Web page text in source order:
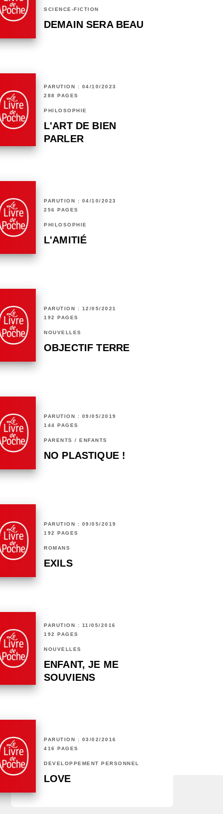
SCIENCE-FICTION
DEMAIN SERA BEAU
PARUTION : 04/10/2023
288 PAGES
PHILOSOPHIE
L'ART DE BIEN
PARLER
PARUTION : 04/10/2023
256 PAGES
PHILOSOPHIE
L'AMITIÉ
PARUTION : 12/05/2021
192 PAGES
NOUVELLES
OBJECTIF TERRE
PARUTION : 09/05/2019
144 PAGES
PARENTS / ENFANTS
NO PLASTIQUE !
PARUTION : 09/05/2019
192 PAGES
ROMANS
EXILS
PARUTION : 11/05/2016
192 PAGES
NOUVELLES
ENFANT, JE ME
SOUVIENS
PARUTION : 03/02/2016
416 PAGES
DÉVELOPPEMENT PERSONNEL
LOVE